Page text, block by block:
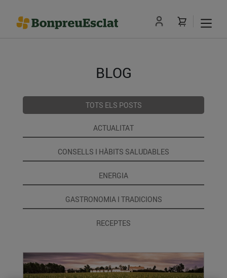
BLOG
TOTS ELS POSTS
ACTUALITAT
CONSELLS I HÀBITS SALUDABLES
ENERGIA
GASTRONOMIA I TRADICIONS
RECEPTES